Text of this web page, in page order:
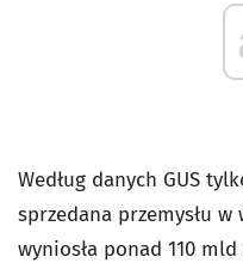
Według danych GUS
sprzedana przemysłu
wyniosła ponad 110 mld